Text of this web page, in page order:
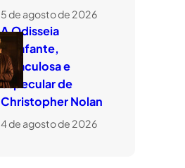
5 de agosto de 2026
A Odisseia
estafante,
miraculosa e
especular de
Christopher Nolan
4 de agosto de 2026